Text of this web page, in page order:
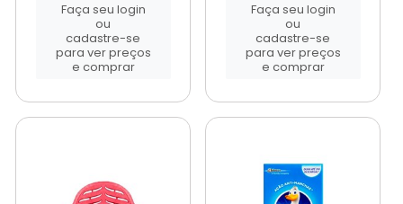
Faça seu login
ou
cadastre-se
para ver preços
e comprar
Faça seu login
ou
cadastre-se
para ver preços
e comprar